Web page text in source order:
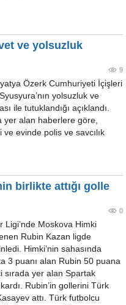
ve yolsuzluk
9
Özerk Cumhuriyeti İçişleri
yolsuzluk ve
ile tutuklandığı açıklandı.
yer alan haberlere göre,
ve evinde polis ve savcılık
birlikte attığı golle
0
Ligi’nde Moskova Himki
Rubin Kazan ligde
Himki’nin sahasında
3 puanı alan Rubin 50 puana
sırada yer alan Spartak
Rubin’in gollerini Türk
attı. Türk futbolcu